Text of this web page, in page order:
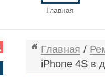
Главная
Главная /
iPhone 4S в